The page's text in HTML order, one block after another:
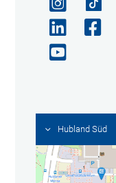
Hubland Süd